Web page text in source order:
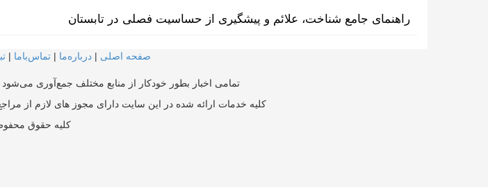
راهنمای جامع شناخت، علائم و پیشگیری از حساسیت فصلی در تابستان
صفحه اصلی | درباره‌ما | تماس‌با‌ما |
تمامی اخبار بطور خودکار از منابع مختلف جمع‌آوری می‌شود
کلیه خدمات ارائه شده در این سایت دارای مجوز های لازم از
کلیه حقوق